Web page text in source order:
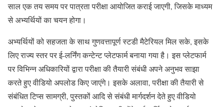
साल एक तय समय पर पात्रता परीक्षा आयोजित कराई जाएगी, जिसके माध्यम
से अभ्यर्थियों का चयन होगा।
अभ्यर्थियों को सहजता के साथ गुणवत्तापूर्ण स्टडी मैटेरियल मिल सके, इसके
लिए राज्य स्तर पर ई-लर्निंग कन्टेन्ट प्लेटफार्म बनाया गया है। इस प्लेटफार्म
पर विभिन्न अधिकारियों द्वारा परीक्षा की तैयारी संबंधी अपने अनुभव साझा
करते हुए वीडियो अपलोड किए जाएंगे। इसके अलावा, परीक्षा की तैयारी से
संबंधित टिप्स सामग्री, पुस्तकों आदि से संबंधी मार्गदर्शन देते हुए वीडियो